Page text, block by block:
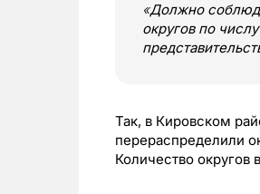
«Должно
округов по
Так, в Кировском
перераспределили
Количество